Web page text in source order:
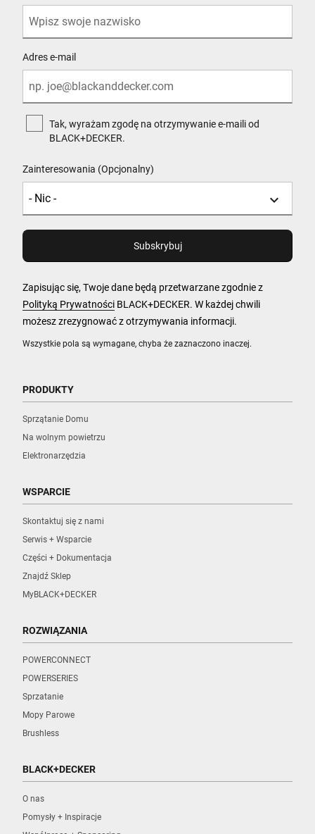
Wszystkie pola są wymagane, chyba że zaznaczono inaczej.
Adres e-mail
Tak, wyrażam zgodę na otrzymywanie e-maili od
BLACK+DECKER.
Zainteresowania (Opcjonalny)
Zapisując się, Twoje dane będą przetwarzane zgodnie z
Polityką Prywatności BLACK+DECKER. W każdej chwili
możesz zrezygnować z otrzymywania informacji.
PRODUKTY
Sprzątanie Domu
Na wolnym powietrzu
Elektronarzędzia
WSPARCIE
Skontaktuj się z nami
Serwis + Wsparcie
Części + Dokumentacja
Znajdź Sklep
MyBLACK+DECKER
ROZWIĄZANIA
POWERCONNECT
POWERSERIES
Sprzatanie
Mopy Parowe
Brushless
BLACK+DECKER
O nas
Pomysły + Inspiracje